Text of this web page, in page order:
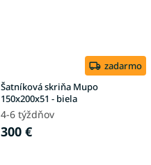
zadarmo
Šatníková skriňa Mupo
150x200x51 - biela
4-6 týždňov
300 €